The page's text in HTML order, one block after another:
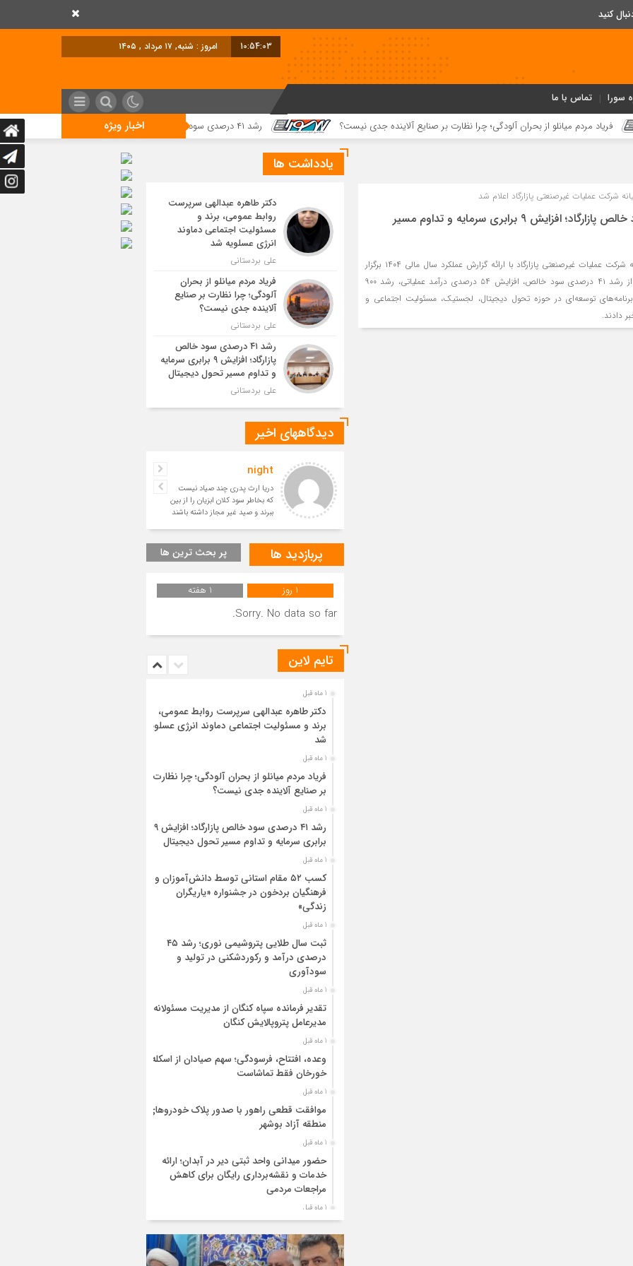
10:54:04 امروز : شنبه, ۱۷ مرداد , ۱۴۰۵
سورا تماس با ما
اخبار ویژه میانلو از بحران آلودگی؛ چرا نظارت بر صنایع آلاینده جدی نیست؟ رشد ۴۱ درصدی سود خالص پازارگاد؛ افزایش ۹ برابری سرمایه و تداوم مسیر تحول دیجیتال
شرکت عملیات غیرصنعتی پازارگاد اعلام شد
رشد ۴۱ درصدی سود خالص پازارگاد؛ افزایش ۹ برابری سرمایه و تداوم مسیر
مجمع عمومی عادی سالیانه شرکت عملیات غیرصنعتی پازارگاد با ارائه گزارش عملکرد سال مالی ۱۴۰۴ برگزار
شد و مدیران این شرکت از رشد ۴۱ درصدی سود خالص، افزایش ۵۴ درصدی درآمد عملیاتی، رشد ۹۰۰
توسعه‌ای در حوزه تحول دیجیتال، لجستیک، مسئولیت اجتماعی و
دادند.
یادداشت ها
دکتر طاهره عبدالهی سرپرست
روابط عمومی، برند و
مسئولیت اجتماعی دماوند
انرژی عسلویه شد
علی بردستانی
فریاد مردم میانلو از بحران
آلودگی؛ چرا نظارت بر صنایع
آلاینده جدی نیست؟
علی بردستانی
رشد ۴۱ درصدی سود خالص
پازارگاد؛ افزایش ۹ برابری سرمایه
و تداوم مسیر تحول دیجیتال
علی بردستانی
دیدگاههای اخیر
night
دریا ارث پدری چند صیاد نیست
که بخاطر سود کلان ابزیان را از بین
ببرند و صید غیر مجاز داشته باشند
پربازدید ها پر بحث ترین ها
1 روز 1 هفته
Sorry. No data so far.
تایم لاین
1 ماه قبل
دکتر طاهره عبدالهی سرپرست روابط عمومی،
برند و مسئولیت اجتماعی دماوند انرژی عسلویه
شد
1 ماه قبل
فریاد مردم میانلو از بحران آلودگی؛ چرا نظارت
بر صنایع آلاینده جدی نیست؟
1 ماه قبل
رشد ۴۱ درصدی سود خالص پازارگاد؛ افزایش ۹
برابری سرمایه و تداوم مسیر تحول دیجیتال
1 ماه قبل
کسب ۵۲ مقام استانی توسط دانش‌آموزان و
فرهنگیان بردخون در جشنواره «یاریگران
زندگی»
1 ماه قبل
ثبت سال طلایی پتروشیمی نوری؛ رشد ۴۵
درصدی درآمد و رکوردشکنی در تولید و
سودآوری
1 ماه قبل
تقدیر فرمانده سپاه کنگان از مدیریت مسئولانه
مدیرعامل پتروپالایش کنگان
1 ماه قبل
وعده، افتتاح، فرسودگی؛ سهم صیادان از اسکله
خورخان فقط تماشاست
1 ماه قبل
موافقت قطعی راهور با صدور پلاک خودروهای
منطقه آزاد بوشهر
1 ماه قبل
حضور میدانی واحد ثبتی دیر در آبدان؛ ارائه
خدمات و نقشه‌برداری رایگان برای کاهش
مراجعات مردمی
1 ماه قبل
بوشهر منصوب شد
1 ماه قبل